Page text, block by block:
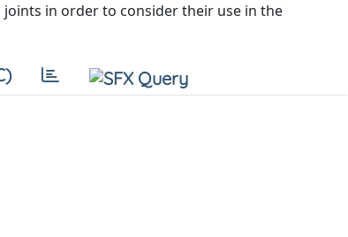
in order to consider their use in the